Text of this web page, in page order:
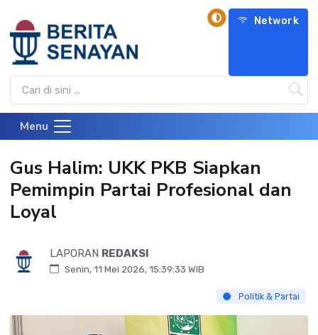
Network
Menu
Gus Halim: UKK PKB Siapkan
Pemimpin Partai Profesional dan
Loyal
LAPORAN REDAKSI
Senin, 11 Mei 2026, 15:39:33 WIB
Politik & Partai